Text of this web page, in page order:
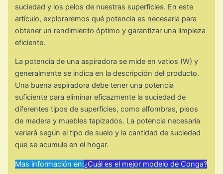
suciedad y los pelos de nuestras superficies. En este
artículo, exploraremos qué potencia es necesaria para
obtener un rendimiento óptimo y garantizar una limpieza
eficiente.
La potencia de una aspiradora se mide en vatios (W) y
generalmente se indica en la descripción del producto.
Una buena aspiradora debe tener una potencia
suficiente para eliminar eficazmente la suciedad de
diferentes tipos de superficies, como alfombras, pisos
de madera y muebles tapizados. La potencia necesaria
variará según el tipo de suelo y la cantidad de suciedad
que se acumule en el hogar.
Mas información en:¿Cuál es el mejor modelo de Conga?